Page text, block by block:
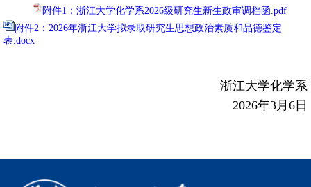
附件1：浙江大学化学系2026级研究生新生政审调档函.pdf
附件2：2026年浙江大学拟录取研究生思想政治素质和品德鉴定
表.docx
浙江大学化学系
2026年3 月 6日